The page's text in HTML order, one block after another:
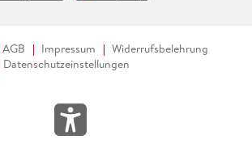
AGB Impressum
Widerrufsbelehrung
Datenschutzeinstellungen